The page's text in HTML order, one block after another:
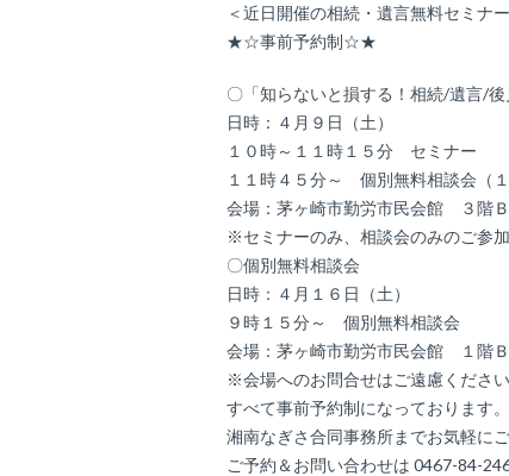
＜近日開催の相続・遺言無料セミナ
★☆事前予約制☆★
〇「知らないと損する！相続/遺言/
日時：４月９日（土）
１０時～１１時１５分 セミナー
１１時４５分～ 個別無料相談会（１
会場：茅ヶ崎市勤労市民会館 ３階
※セミナーのみ、相談会のみのご参加
〇個別無料相談会
日時：４月１６日（土）
９時１５分～ 個別無料相談会
会場：茅ヶ崎市勤労市民会館 １階
※会場へのお問合せはご遠慮ください
すべて事前予約制になっております。
湘南なぎさ合同事務所までお気軽に
ご予約＆お問い合わせは 0467-84-